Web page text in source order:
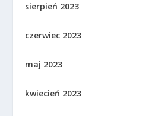
sierpień 2023
czerwiec 2023
maj 2023
kwiecień 2023